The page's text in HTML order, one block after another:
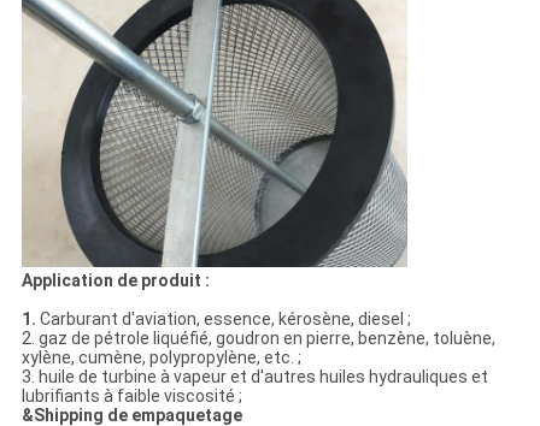
Application de produit :
1. Carburant d'aviation, essence, kérosène, diesel ;
2. gaz de pétrole liquéfié, goudron en pierre, benzène, toluène,
xylène, cumène, polypropylène, etc. ;
3. huile de turbine à vapeur et d'autres huiles hydrauliques et
lubrifiants à faible viscosité ;
&Shipping de empaquetage